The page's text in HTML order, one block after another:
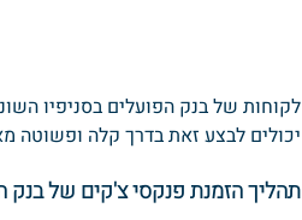
לקוחות של בנק הפועלים בסניפיו
יכולים לבצע זאת בדרך קלה ופשוטה
תהליך הזמנת פנקסי צ'קים של בנק